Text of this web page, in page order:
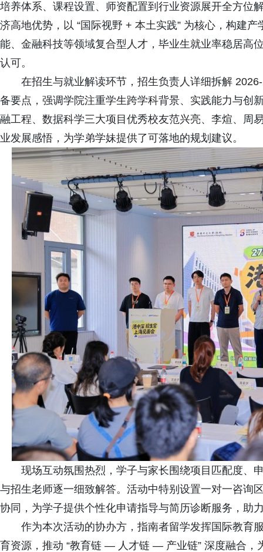
培养体系、课程设置、师资配置到行业资源展开全方位
济高地优势，以 “国际视野 + 本土实践” 为核心，构建
能、金融科技等领域复合型人才，毕业生就业率稳居高
认可。
在招生与就业解读环节，招生负责人详细拆解
备要点，强调学院注重学生跨学科背景、实践能力与创
融工程、数据科学三大项目优秀校友范兴亮、李煊、周
业发展感悟，为学弟学妹提供了可落地的规划建议。
现场互动氛围热烈，学子与家长围绕项目匹配度、
与招生老师逐一细致解答。活动中特别设置一对一咨询
协同，为学子提供个性化申请指导与简历诊断服务，助
作为本次活动的协办方，指南者留学发挥国际教育
育资源，推动 “教育链 — 人才链 — 产业链” 深度融合，